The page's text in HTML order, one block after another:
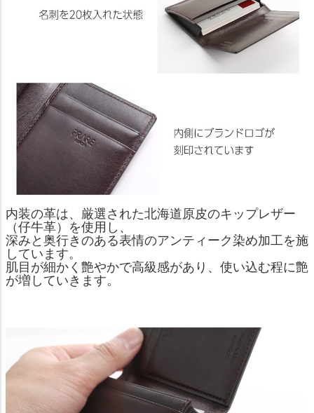
内装の革は、厳選された北海道原皮のキップレザー
（仔牛革）を使用し、
深みと奥行きのある表情のアンティーク染め加工を施
しています。
肌目が細かく艶やかで高級感があり、使い込む程に艶
が増していきます。